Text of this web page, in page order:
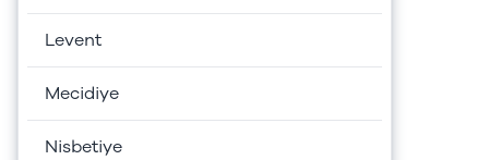
Levent
Mecidiye
Nisbetiye